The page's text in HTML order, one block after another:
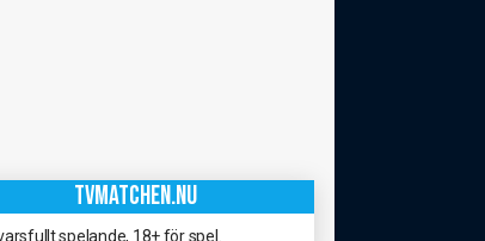
TVMATCHEN.NU
spelande, 18+ för spel.